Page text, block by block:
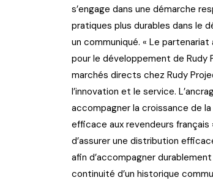
s’engage dans une démarche
pratiques plus durables dans le
un communiqué. « Le
pour le développement de Rudy
marchés directs chez Rudy
l’innovation et le service.
accompagner la croissance de
efficace aux revendeurs
d’assurer une distribution
afin d’accompagner
continuité d’un historique